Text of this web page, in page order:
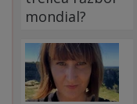
mondial?